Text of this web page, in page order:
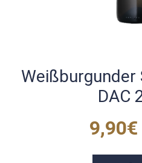
DAC
9,90€